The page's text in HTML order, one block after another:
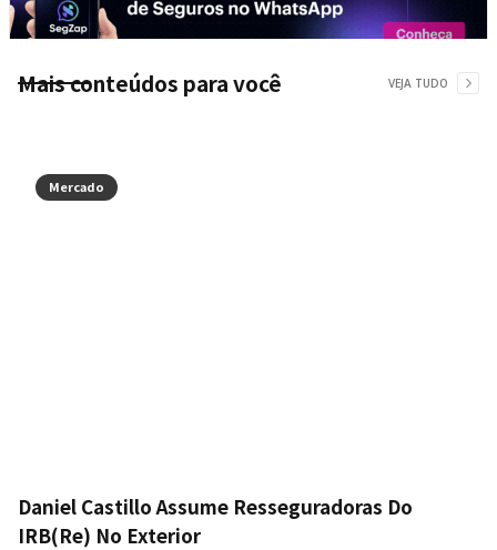
Mais conteúdos para você VEJA TUDO
Mercado
Daniel Castillo Assume Resseguradoras Do
IRB(Re) No Exterior